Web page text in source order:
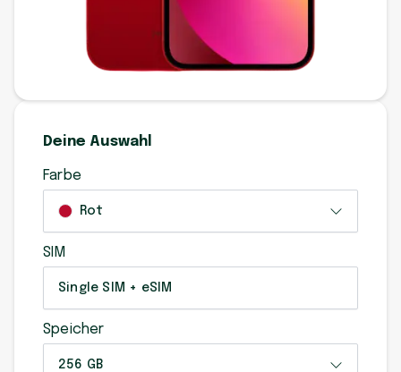
Deine Auswahl
Farbe
Rot
SIM
Single SIM + eSIM
Speicher
256 GB